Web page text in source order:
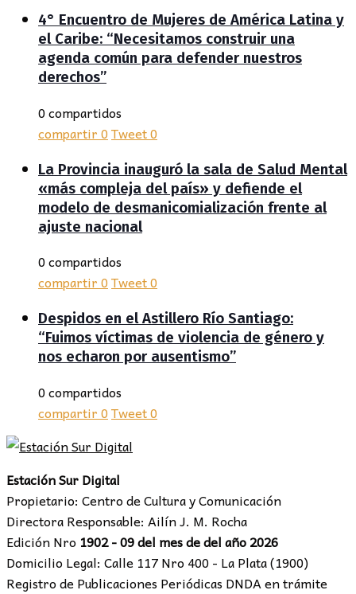
4° Encuentro de Mujeres de América Latina y
el Caribe: “Necesitamos construir una
agenda común para defender nuestros
derechos”
0 compartidos
compartir0Tweet0
La Provincia inauguró la sala de Salud Mental
«más compleja del país» y defiende el
modelo de desmanicomialización frente al
ajuste nacional
0 compartidos
compartir0Tweet0
Despidos en el Astillero Río Santiago:
“Fuimos víctimas de violencia de género y
nos echaron por ausentismo”
0 compartidos
compartir0Tweet0
Estación Sur Digital
Propietario: Centro de Cultura y Comunicación
Directora Responsable: Ailín J. M. Rocha
Edición Nro 1902 - 09 del mes de del año 2026
Domicilio Legal: Calle 117 Nro 400 - La Plata (1900)
Registro de Publicaciones Periódicas DNDA en trámite